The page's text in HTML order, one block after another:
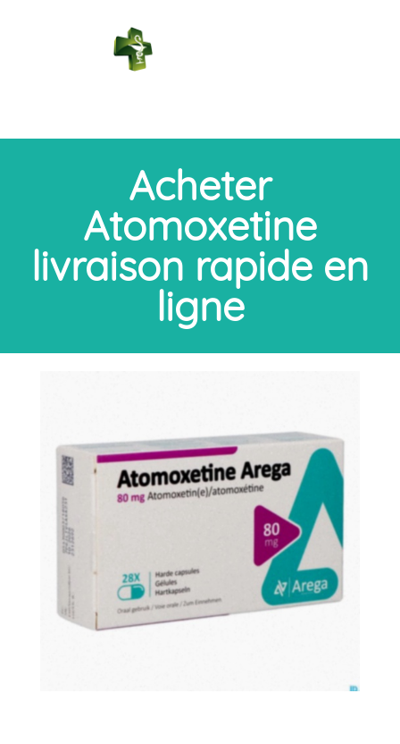
Acheter
Atomoxetine
livraison rapide en
ligne